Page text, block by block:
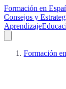
Formación en
Consejos y
Aprendizaje
Formación